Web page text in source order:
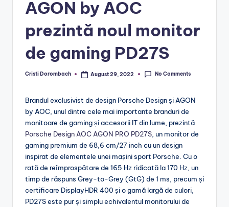
AGON by AOC
prezintă noul monitor
de gaming PD27S
Posted
Cristi Dorombach August 29, 2022 No Comments
Brandul exclusivist de design Porsche Design și AGON
by AOC, unul dintre cele mai importante branduri de
monitoare de gaming și accesorii IT din lume, prezintă
Porsche Design AOC AGON PRO PD27S , un monitor de
gaming premium de 68,6 cm/27 inch cu un design
inspirat de elementele unei mașini sport Porsche. Cu o
rată de reîmprospătare de 165 Hz ridicată la 170 Hz, un
timp de răspuns Grey-to-Grey (GtG) de 1 ms, precum și
certificare DisplayHDR 400 și o gamă largă de culori,
PD27S este pur și simplu echivalentul monitorului de